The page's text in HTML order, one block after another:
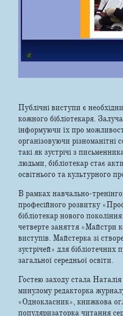
Публічні виступи є
кожного бібліотекаря.
інформуючи їх про
організовуючи різноманітні
такі як зустрічі з
людьми, бібліотекар стає
освітнього та культурного
В рамках навчально-
професійного розвитку
бібліотекар нового
четверте заняття «Майстри
виступів. Майстерка зі
зустрічей» для бібліотечних
загальної середньої освіти.
Гостею заходу стала
минулому редакторка
«Однокласник», книжкова
популяризаторка читання